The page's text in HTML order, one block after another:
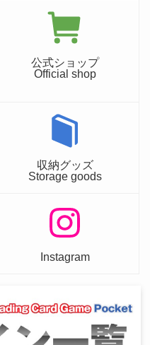
公式ショップ
Official shop
収納グッズ
Storage goods
Instagram